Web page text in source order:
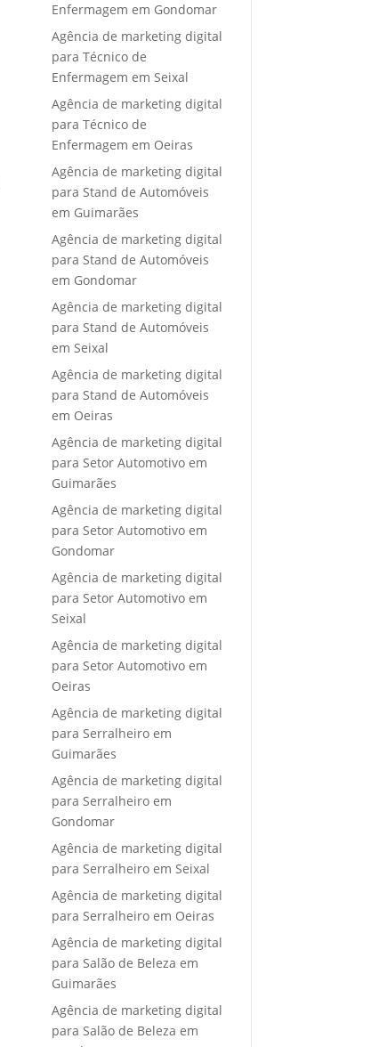
Enfermagem em Gondomar
Agência de marketing digital
para Técnico de
Enfermagem em Seixal
Agência de marketing digital
para Técnico de
Enfermagem em Oeiras
Agência de marketing digital
para Stand de Automóveis
em Guimarães
Agência de marketing digital
para Stand de Automóveis
em Gondomar
Agência de marketing digital
para Stand de Automóveis
em Seixal
Agência de marketing digital
para Stand de Automóveis
em Oeiras
Agência de marketing digital
para Setor Automotivo em
Guimarães
Agência de marketing digital
para Setor Automotivo em
Gondomar
Agência de marketing digital
para Setor Automotivo em
Seixal
Agência de marketing digital
para Setor Automotivo em
Oeiras
Agência de marketing digital
para Serralheiro em
Guimarães
Agência de marketing digital
para Serralheiro em
Gondomar
Agência de marketing digital
para Serralheiro em Seixal
Agência de marketing digital
para Serralheiro em Oeiras
Agência de marketing digital
para Salão de Beleza em
Guimarães
Agência de marketing digital
para Salão de Beleza em